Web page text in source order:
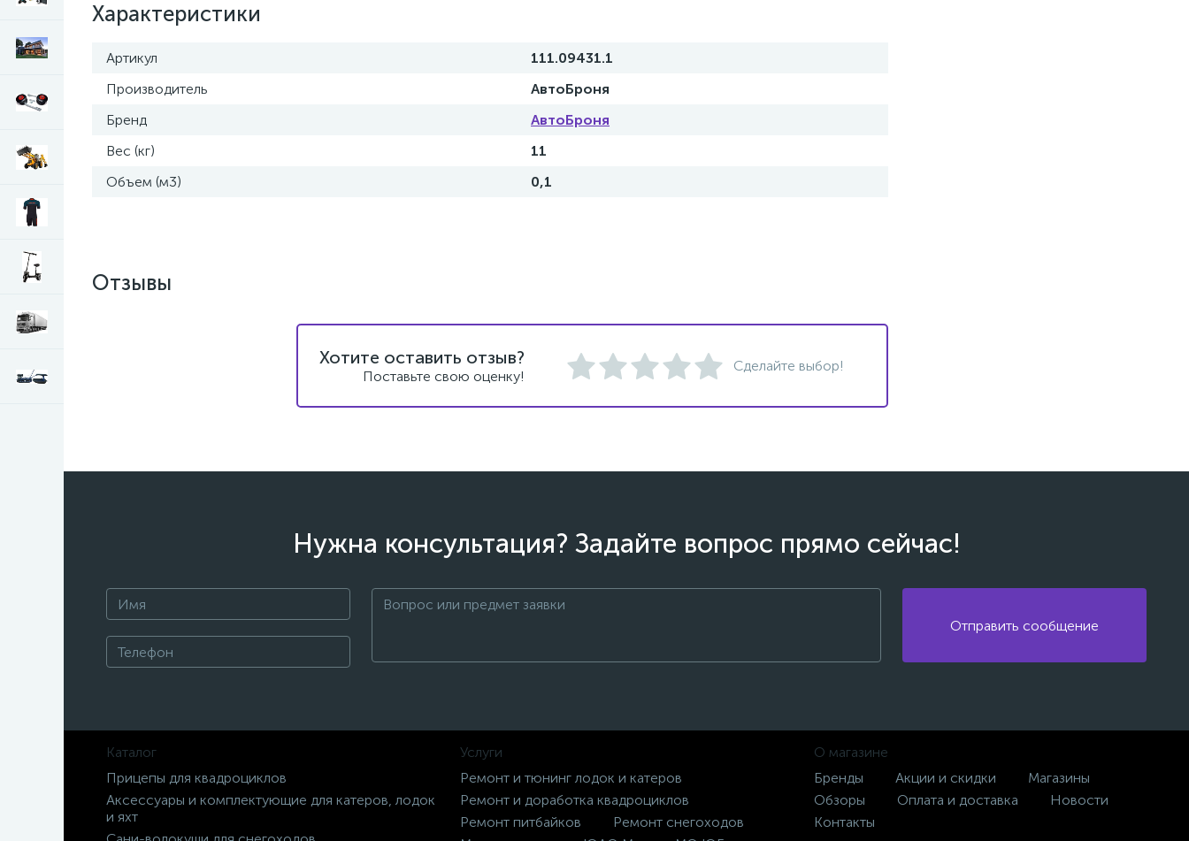
Характеристики
Артикул
111.09431.1
Производитель
АвтоБроня
Бренд
АвтоБроня
Вес (кг)
11
Объем (м3)
0,1
Отзывы
Хотите оставить отзыв?
Поставьте свою оценку!
Сделайте выбор!
Нужна консультация? Задайте вопрос прямо сейчас!
Отправить сообщение
Каталог
Прицепы для квадроциклов
Аксессуары и комплектующие для катеров, лодок
и яхт
Услуги
Ремонт и тюнинг лодок и катеров
Ремонт и доработка квадроциклов
Ремонт питбайков
Ремонт снегоходов
О магазине
Бренды
Акции и скидки
Магазины
Обзоры
Оплата и доставка
Новости
Контакты